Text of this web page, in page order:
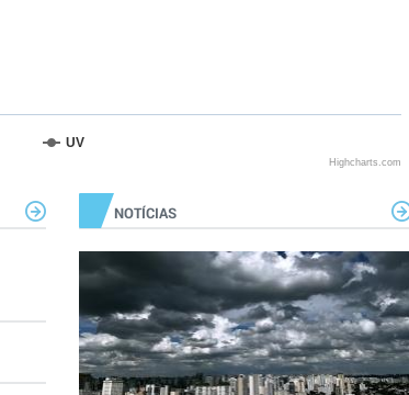
UV
Highcharts.com
NOTÍCIAS